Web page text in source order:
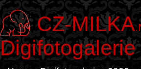
CZ-MILKA
Digifotogalerie